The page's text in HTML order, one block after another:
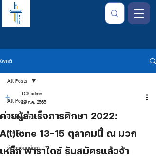
โพสต์
All Posts
จากใจเลขาธิการ
การเงิน
พันธกิจนักศึกษา
All Posts
ค่ายผู้สำเร็จการศึกษา 2022:
A(l)lone 13-15 ตุลาคมนี้ ณ มวก
เหล็ก พาราไดซ์ รับสมัครแล้วจ้า
TCS admin
23 ก.ค. 2565